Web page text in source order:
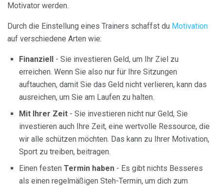
Motivator werden.
Durch die Einstellung eines Trainers schaffst du Motivation
auf verschiedene Arten wie:
Finanziell - Sie investieren Geld, um Ihr Ziel zu
erreichen. Wenn Sie also nur für Ihre Sitzungen
auftauchen, damit Sie das Geld nicht verlieren, kann das
ausreichen, um Sie am Laufen zu halten.
Mit Ihrer Zeit - Sie investieren nicht nur Geld, Sie
investieren auch Ihre Zeit, eine wertvolle Ressource, die
wir alle schützen möchten. Das kann zu Ihrer Motivation,
Sport zu treiben, beitragen.
Einen festen Termin haben - Es gibt nichts Besseres
als einen regelmäßigen Steh-Termin, um dich zum